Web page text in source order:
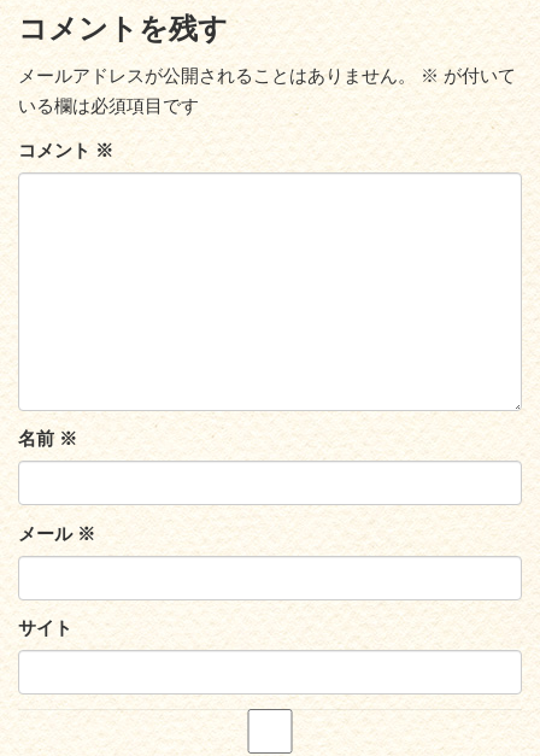
コメントを残す
メールアドレスが公開されることはありません。 ※ が付いて
いる欄は必須項目です
コメント ※
名前 ※
メール ※
サイト